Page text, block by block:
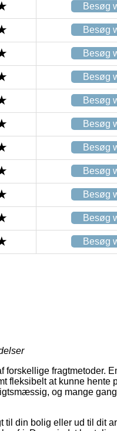
Besøg
Besøg
Besøg
Besøg
Besøg
Besøg
Besøg
Besøg
Besøg
Besøg
Besøg
fragtmetoder.
fleksibelt at kunne
og mange
til din bolig eller ud til dit